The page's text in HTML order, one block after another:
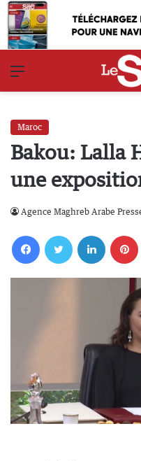
Maroc
Bakou: Lalla
une
Agence Maghreb Arabe